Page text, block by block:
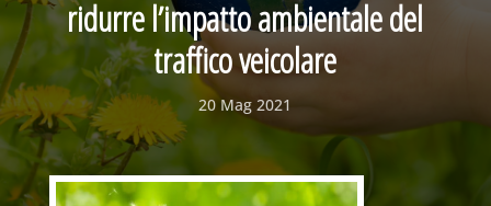
ridurre l’impatto ambientale del
traffico veicolare
20 Mag 2021